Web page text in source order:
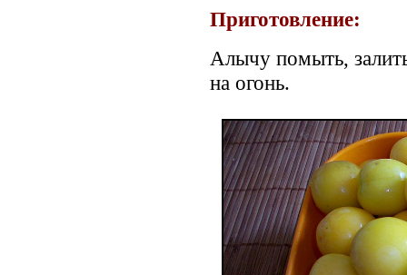
Приготовление:
Алычу помыть,
на огонь.